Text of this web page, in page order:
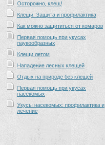
Осторожно, клещ!
Клещи. Защита и профилактика
Как можно защититься от комаров
Первая помощь при укусах
паукообразных
Клещи летом
Нападение лесных клещей
Отдых на природе без клещей
Первая помощь при укусах
насекомых
Укусы насекомых: профилактика и
лечение